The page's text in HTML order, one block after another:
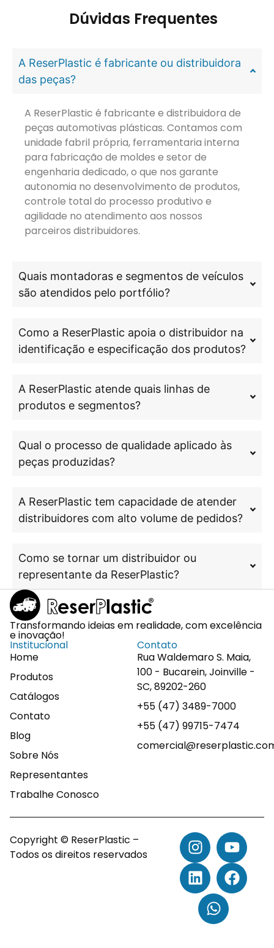
Dúvidas Frequentes
A ReserPlastic é fabricante ou distribuidora
das peças?
A ReserPlastic é fabricante e distribuidora de
peças automotivas plásticas. Contamos com
unidade fabril própria, ferramentaria interna
para fabricação de moldes e setor de
engenharia dedicado, o que nos garante
autonomia no desenvolvimento de produtos,
controle total do processo produtivo e
agilidade no atendimento aos nossos
parceiros distribuidores.
Quais montadoras e segmentos de veículos
são atendidos pelo portfólio?
Como a ReserPlastic apoia o distribuidor na
identificação e especificação dos produtos?
A ReserPlastic atende quais linhas de
produtos e segmentos?
Qual o processo de qualidade aplicado às
peças produzidas?
A ReserPlastic tem capacidade de atender
distribuidores com alto volume de pedidos?
Como se tornar um distribuidor ou
representante da ReserPlastic?
Transformando ideias em realidade, com excelência
e inovação!
Institucional
Home
Produtos
Catálogos
Contato
Blog
Sobre Nós
Representantes
Trabalhe Conosco
Contato
Rua Waldemaro S. Maia,
100 - Bucarein, Joinville -
SC, 89202-260
+55 (47) 3489-7000
+55 (47) 99715-7474
Copyright © ReserPlastic –
Todos os direitos reservados